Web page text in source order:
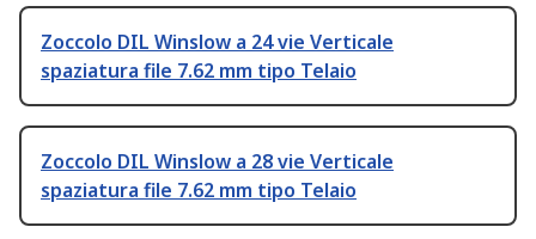
Zoccolo DIL Winslow a 24 vie Verticale
spaziatura file 7.62 mm tipo Telaio
Zoccolo DIL Winslow a 28 vie Verticale
spaziatura file 7.62 mm tipo Telaio